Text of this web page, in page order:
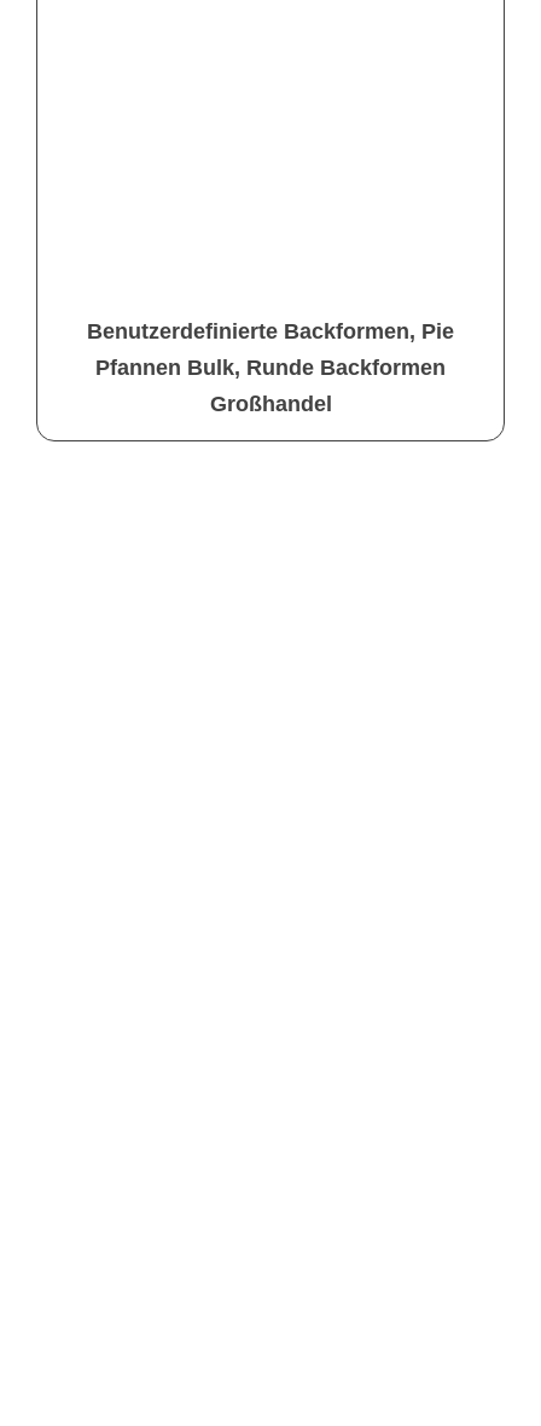
Benutzerdefinierte Backformen, Pie
Pfannen Bulk, Runde Backformen
Großhandel